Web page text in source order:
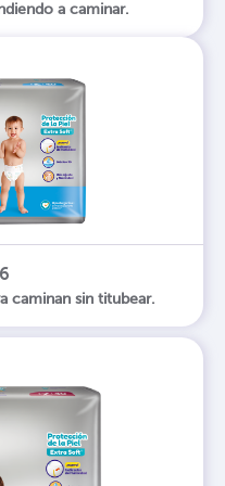
a caminar.
caminan sin titubear.